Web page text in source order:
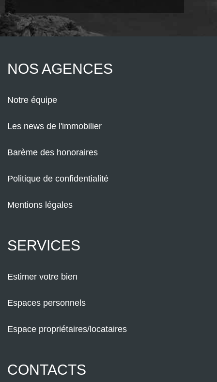
NOS AGENCES
Notre équipe
Les news de l'immobilier
Barème des honoraires
Politique de confidentialité
Mentions légales
SERVICES
Estimer votre bien
Espaces personnels
Espace propriétaires/locataires
CONTACTS